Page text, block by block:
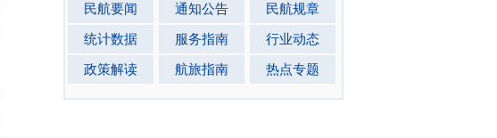
民航要闻 通知公告
民航规章
统计数据
服务指南
行业动态
政策解读
航旅指南 热点专题